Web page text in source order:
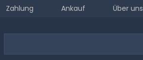
Zahlung Ankauf Über uns